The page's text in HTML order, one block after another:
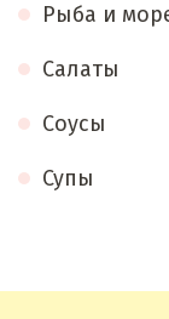
Рыба и
Салаты
Соусы
Супы